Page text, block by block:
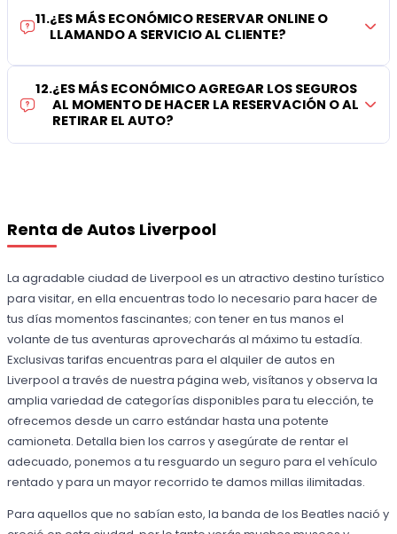
11.¿ES MÁS ECONÓMICO RESERVAR ONLINE O
LLAMANDO A SERVICIO AL CLIENTE?
12.¿ES MÁS ECONÓMICO AGREGAR LOS SEGUROS
AL MOMENTO DE HACER LA RESERVACIÓN O AL
RETIRAR EL AUTO?
Renta de Autos Liverpool
La agradable ciudad de Liverpool es un atractivo destino turístico
para visitar, en ella encuentras todo lo necesario para hacer de
tus días momentos fascinantes; con tener en tus manos el
volante de tus aventuras aprovecharás al máximo tu estadía.
Exclusivas tarifas encuentras para el alquiler de autos en
Liverpool a través de nuestra página web, visítanos y observa la
amplia variedad de categorías disponibles para tu elección, te
ofrecemos desde un carro estándar hasta una potente
camioneta. Detalla bien los carros y asegúrate de rentar el
adecuado, ponemos a tu resguardo un seguro para el vehículo
rentado y para un mayor recorrido te damos millas ilimitadas.
Para aquellos que no sabían esto, la banda de los Beatles nació y